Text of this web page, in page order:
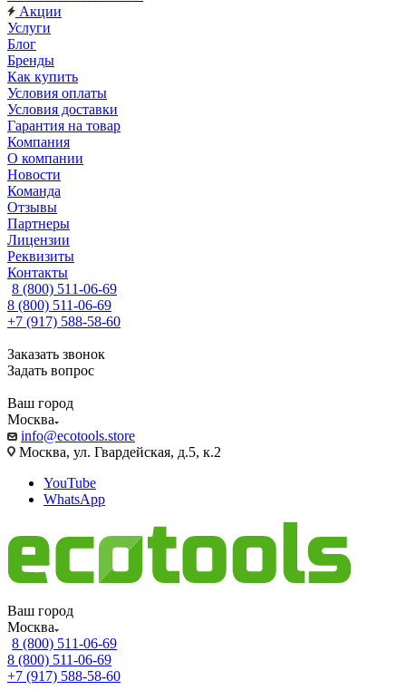
Акции
Услуги
Блог
Бренды
Как купить
Условия оплаты
Условия доставки
Гарантия на товар
Компания
О компании
Новости
Команда
Отзывы
Партнеры
Лицензии
Реквизиты
Контакты
8 (800) 511-06-69
8 (800) 511-06-69
+7 (917) 588-58-60
Заказать звонок
Задать вопрос
Ваш город
Москва
info@ecotools.store
Москва, ул. Гвардейская, д.5, к.2
YouTube
WhatsApp
Ваш город
Москва
8 (800) 511-06-69
8 (800) 511-06-69
+7 (917) 588-58-60